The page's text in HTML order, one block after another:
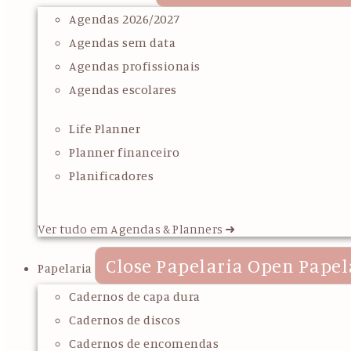
Agendas 2026/2027
Agendas sem data
Agendas profissionais
Agendas escolares
Life Planner
Planner financeiro
Planificadores
Ver tudo em Agendas & Planners ➜
Papelaria Close Papelaria Open
Cadernos de capa dura
Cadernos de discos
Cadernos de encomendas